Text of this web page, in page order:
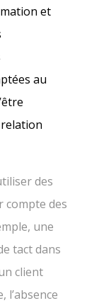
et
au
des
compte des
une
tact dans
client
l’absence